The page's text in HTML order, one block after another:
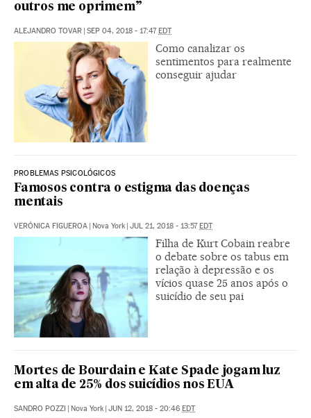
outros me oprimem”
ALEJANDRO TOVAR | SEP 04, 2018 - 17:47EDT
Como canalizar os
sentimentos para realmente
conseguir ajudar
PROBLEMAS PSICOLÓGICOS
Famosos contra o estigma das doenças
mentais
VERÓNICA FIGUEROA | Nova York | JUL 21, 2018 - 13:57EDT
Filha de Kurt Cobain reabre
o debate sobre os tabus em
relação à depressão e os
vícios quase 25 anos após o
suicídio de seu pai
Mortes de Bourdain e Kate Spade jogam luz
em alta de 25% dos suicídios nos EUA
SANDRO POZZI | Nova York | JUN 12, 2018 - 20:46 EDT